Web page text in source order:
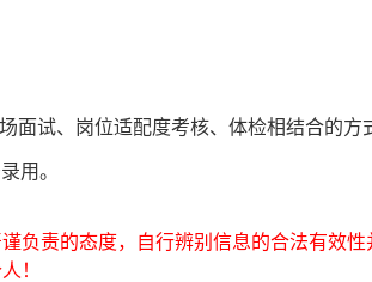
试、岗位适配度考核、体检相结合的方
用。
负责的态度，自行辨别信息的合法有效性
！